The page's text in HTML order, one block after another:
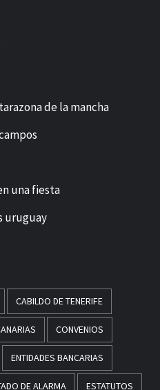
de la mancha
una fiesta
uruguay
CABILDO DE TENERIFE
CONVENIOS
ENTIDADES BANCARIAS
DE ALARMA ESTATUTOS